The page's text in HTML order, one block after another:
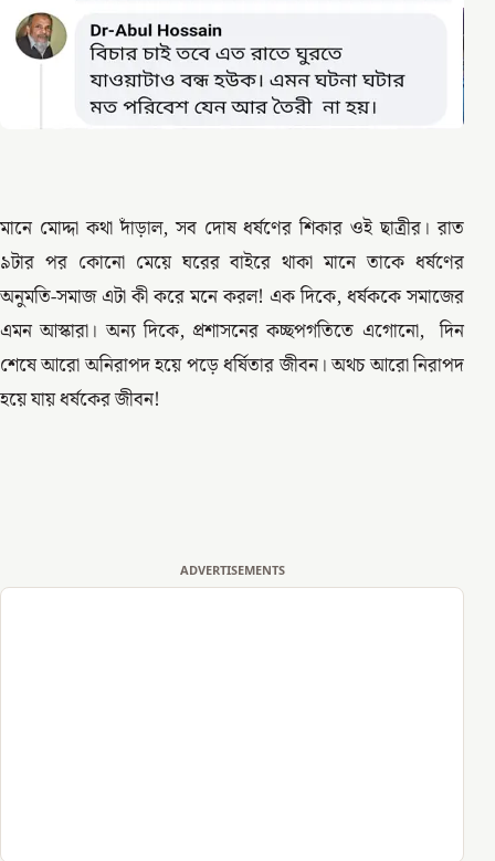
মানে মোদ্দা কথা দাঁড়াল, সব দোষ ধর্ষণের শিকার ওই ছাত্রীর। রাত
৯টার পর কোনো মেয়ে ঘরের বাইরে থাকা মানে তাকে ধর্ষণের
অনুমতি-সমাজ এটা কী করে মনে করল! এক দিকে, ধর্ষককে সমাজের
এমন আস্কারা। অন্য দিকে, প্রশাসনের কচ্ছপগতিতে এগোনো, দিন
শেষে আরো অনিরাপদ হয়ে পড়ে ধর্ষিতার জীবন। অথচ আরো নিরাপদ
হয়ে যায় ধর্ষকের জীবন!
ADVERTISEMENTS